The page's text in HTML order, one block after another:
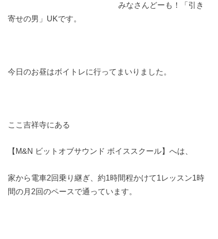
みなさんどーも！「引き
寄せの男」UKです。
今日のお昼はボイトレに行ってまいりました。
ここ吉祥寺にある
【M&N ビットオブサウンド ボイススクール】へは、
家から電車2回乗り継ぎ、約1時間程かけて1レッスン1時
間の月2回のペースで通っています。